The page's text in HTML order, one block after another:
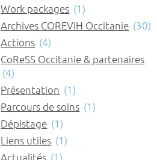
Work packages (1)
Archives COREVIH Occitanie (30)
Actions (4)
CoReSS Occitanie & partenaires
(4)
Présentation (1)
Parcours de soins (1)
Dépistage (1)
Liens utiles (1)
Actualités (1)